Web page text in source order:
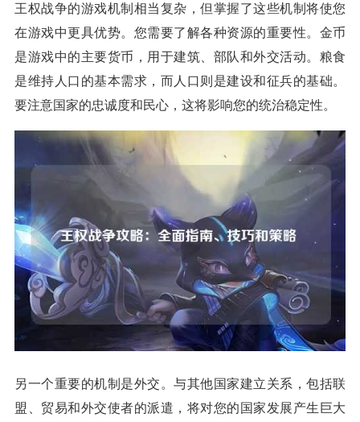
王权战争的游戏机制相当复杂，但掌握了这些机制将使您
在游戏中更具优势。您需要了解各种资源的重要性。金币
是游戏中的主要货币，用于建筑、部队和外交活动。粮食
是维持人口的基本需求，而人口则是建设和征兵的基础。
要注意国家的忠诚度和民心，这将影响您的统治稳定性。
另一个重要的机制是外交。与其他国家建立关系，包括联
盟、贸易和外交使者的派遣，将对您的国家发展产生巨大